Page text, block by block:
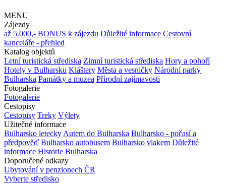
MENU
Zájezdy
až 5.000,- BONUS k zájezdu Důležité informace Cestovní
kanceláře - přehled
Katalog objektů
Letní turistická střediska Zimní turistická střediska Hory a pohoří
Hotely v Bulharsku Kláštery Města a vesničky Národní parky
Bulharska Památky a muzea Přírodní zajímavosti
Fotogalerie
Fotogalerie
Cestopisy
Cestopisy Treky Výlety
Užitečné informace
Bulharsko letecky Autem do Bulharska Bulharsko - počasí a
předpověď Bulharsko autobusem Bulharsko vlakem Důležité
informace Historie Bulharska
Doporučené odkazy
Ubytování v penzionech ČR
Vyberte středisko